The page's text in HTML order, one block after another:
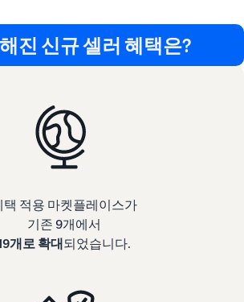
진 신규 셀러 혜택은?
택 적용 마켓플레이스가
기존 9개에서
개로 확대되었습니다.